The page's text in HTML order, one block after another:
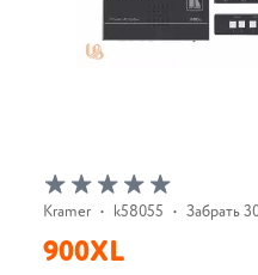
Kramer • k58055 • Забрать
900XL